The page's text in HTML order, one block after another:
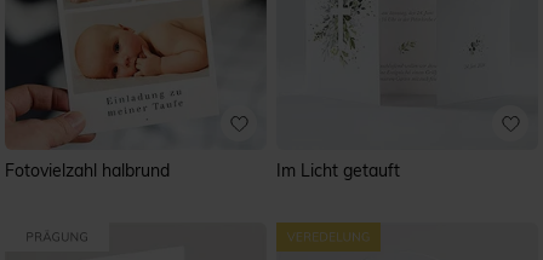
Fotovielzahl halbrund Im Licht getauft